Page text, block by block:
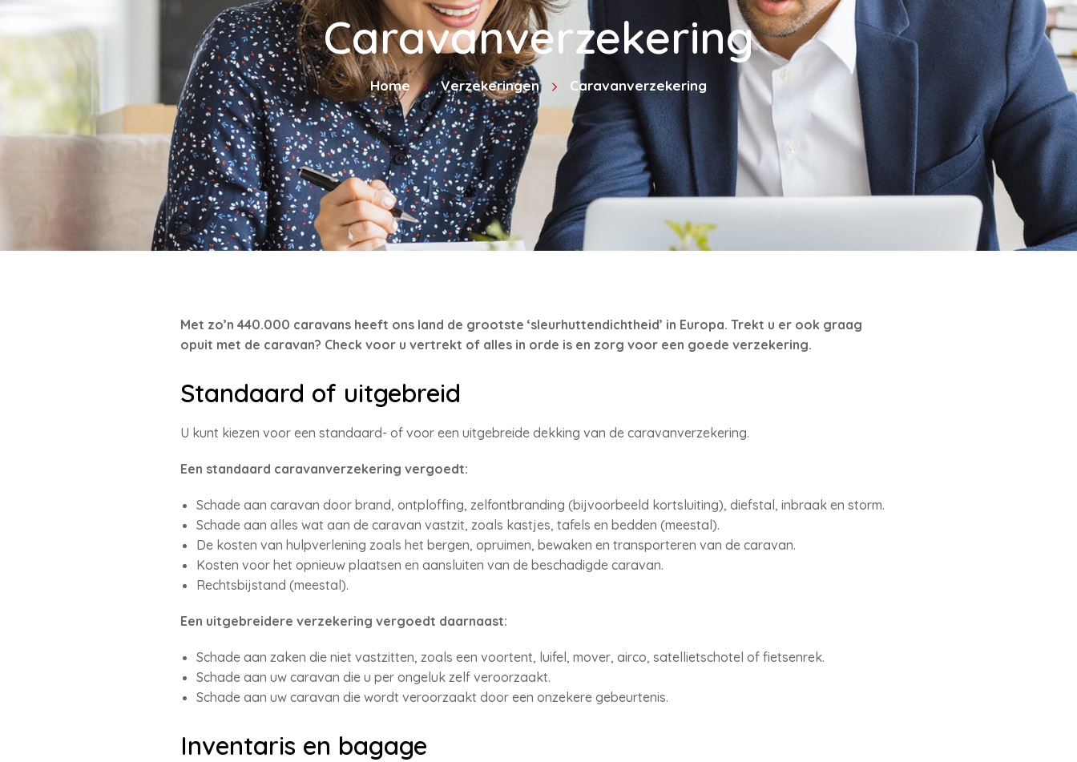
Caravanverzekering
Home Verzekeringen Caravanverzekering
Met zo’n 440.000 caravans heeft ons land de grootste ‘sleurhuttendichtheid’ in Europa. Trekt u er ook graag
opuit met de caravan? Check voor u vertrekt of alles in orde is en zorg voor een goede verzekering.
Standaard of uitgebreid
U kunt kiezen voor een standaard- of voor een uitgebreide dekking van de caravanverzekering.
Een standaard caravanverzekering vergoedt:
Schade aan caravan door brand, ontploffing, zelfontbranding (bijvoorbeeld kortsluiting), diefstal, inbraak en storm.
Schade aan alles wat aan de caravan vastzit, zoals kastjes, tafels en bedden (meestal).
De kosten van hulpverlening zoals het bergen, opruimen, bewaken en transporteren van de caravan.
Kosten voor het opnieuw plaatsen en aansluiten van de beschadigde caravan.
Rechtsbijstand (meestal).
Een uitgebreidere verzekering vergoedt daarnaast:
Schade aan zaken die niet vastzitten, zoals een voortent, luifel, mover, airco, satellietschotel of fietsenrek.
Schade aan uw caravan die u per ongeluk zelf veroorzaakt.
Schade aan uw caravan die wordt veroorzaakt door een onzekere gebeurtenis.
Inventaris en bagage